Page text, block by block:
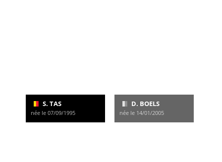
S. TAS
née le 07/09/1995
D. BOELS
née le 14/01/2005